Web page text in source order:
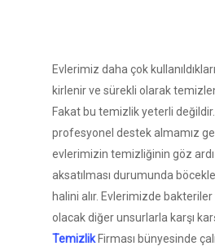
Evlerimiz daha çok
kirlenir ve sürekli olarak
Fakat bu temizlik yeterli
profesyonel destek almamız
evlerimizin temizliğinin göz
aksatılması durumunda
halini alır. Evlerimizde
olacak diğer unsurlarla karşı
TemizlikFirması bünyesinde